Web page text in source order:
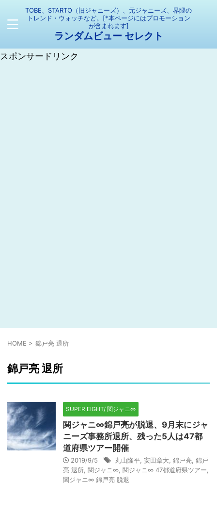
TOBE、STARTO（旧ジャニーズ）、元ジャニーズ、界隈の
トレンド・ウォッチなど。[*本ページにはプロモーション
が含まれます]
ランダムビュー セレクト
スポンサードリンク
HOME > 錦戸亮 退所
錦戸亮 退所
SUPER EIGHT/ 関ジャニ∞
関ジャニ∞錦戸亮が脱退、9月末にジャ
ニーズ事務所退所、残った5人は47都
道府県ツアー開催
2019/9/5 丸山隆平 安田章大 錦戸亮 錦戸
亮 退所 関ジャニ∞ 関ジャニ∞ 47都道府県ツアー
関ジャニ∞ 錦戸亮 脱退